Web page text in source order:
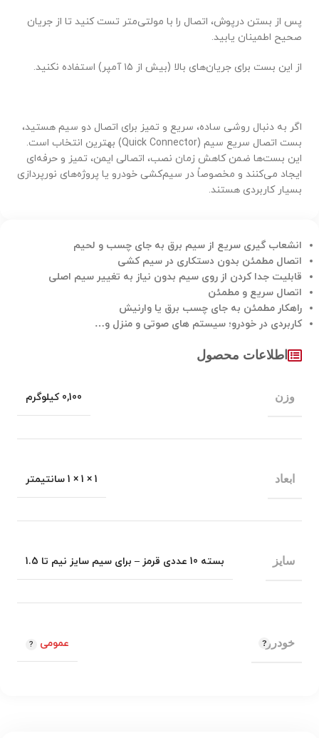
پس از بستن درپوش، اتصال را با مولتی‌متر تست کنید تا از جریان
صحیح اطمینان یابید.
از این بست برای جریان‌های بالا (بیش از ۱۵ آمپر) استفاده نکنید.
اگر به دنبال روشی ساده، سریع و تمیز برای اتصال دو سیم هستید،
بست اتصال سریع سیم (Quick Connector) بهترین انتخاب است.
این بست‌ها ضمن کاهش زمان نصب، اتصالی ایمن، تمیز و حرفه‌ای
ایجاد می‌کنند و مخصوصاً در سیم‌کشی خودرو یا پروژه‌های نورپردازی
بسیار کاربردی هستند.
انشعاب گیری سریع از سیم برق به جای چسب و لحیم
اتصال مطمئن بدون دستکاری در سیم کشی
قابلیت جدا کردن از روی سیم بدون نیاز به تغییر سیم اصلی
اتصال سریع و مطمئن
راهکار مطمئن به جای چسب برق یا وارنیش
کاربردی در خودرو؛ سیستم های صوتی و منزل و…
اطلاعات محصول
وزن 0,100 کیلوگرم
ابعاد 1 × 1 × 1 سانتیمتر
سایز بسته 10 عددی قرمز – برای سیم سایز نیم تا 1.5
خودرو عمومی